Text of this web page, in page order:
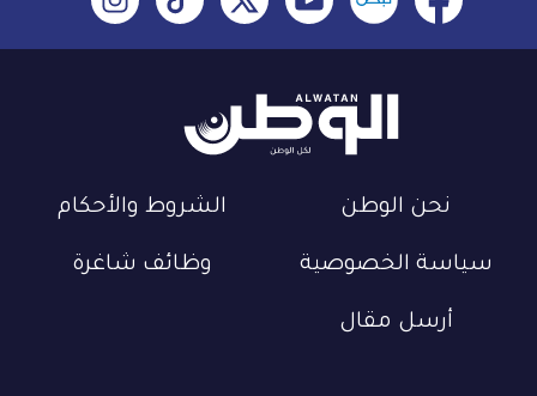
نحن الوطن الشروط والأحكام
سياسة الخصوصية وظائف شاغرة
أرسل مقال